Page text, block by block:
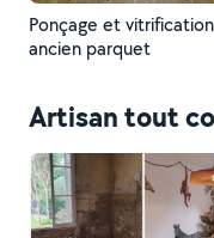
Ponçage et
ancien parquet
Artisan tout